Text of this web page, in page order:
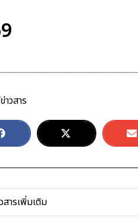
าวสาร
สารเพิ่มเติม